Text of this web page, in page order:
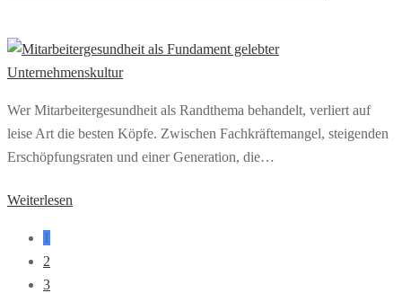
Wer Mitarbeitergesundheit als Randthema behandelt, verliert auf
leise Art die besten Köpfe. Zwischen Fachkräftemangel, steigenden
Erschöpfungsraten und einer Generation, die…
Weiterlesen
1
2
3